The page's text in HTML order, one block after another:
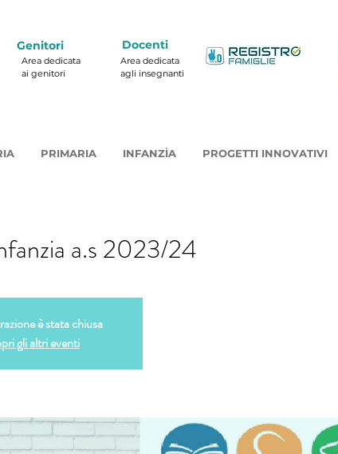
Area dedicata
ai genitori
Genitori Docenti
Area dedicata
agli insegnanti
PRIMARIA INFANZIA PROGETTI INNOVATIVI
a.s 2023/24
è stata chiusa
gli altri eventi